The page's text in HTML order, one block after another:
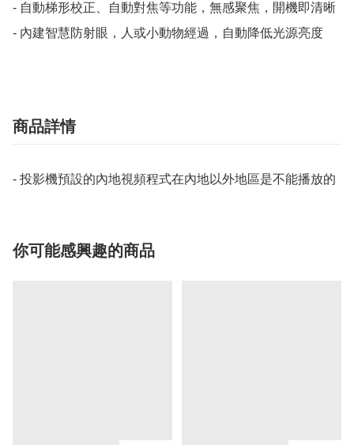
- 自動梯形校正、自動對焦等功能，無感聚焦，開機即清晰
- 內建智慧防射眼，人或小動物經過，自動降低光源亮度
商品詳情
- 投影機預設的內地視頻程式在內地以外地區是不能播放的
你可能感興趣的商品